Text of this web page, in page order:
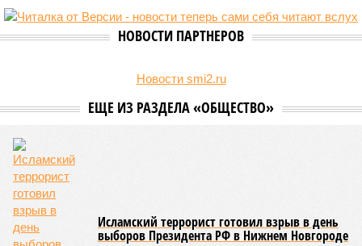
НОВОСТИ ПАРТНЕРОВ
Новости smi2.ru
ЕЩЕ ИЗ РАЗДЕЛА «ОБЩЕСТВО»
Исламский террорист готовил взрыв в день
выборов Президента РФ в Нижнем Новгороде